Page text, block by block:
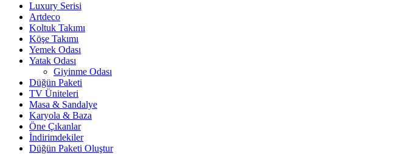
Luxury Serisi
Artdeco
Koltuk Takımı
Köşe Takımı
Yemek Odası
Yatak Odası
Giyinme Odası
Düğün Paketi
TV Üniteleri
Masa & Sandalye
Karyola & Baza
Öne Çıkanlar
İndirimdekiler
Düğün Paketi Oluştur